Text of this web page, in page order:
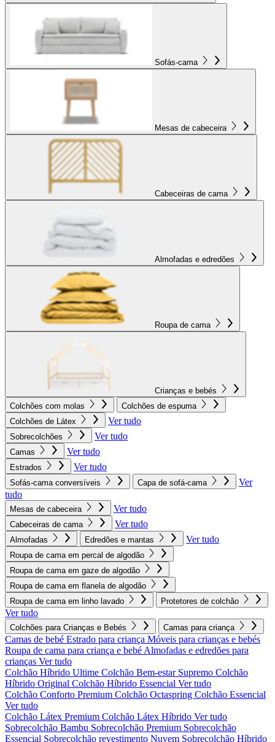
Sofás-cama
Mesas de cabeceira
Cabeceiras de cama
Almofadas e edredões
Roupa de cama
Crianças e bebés
Colchões com molas
Colchões de espuma
Colchões de Látex
Ver tudo
Sobrecolchões Ver tudo
Camas Ver tudo
Estrados Ver tudo
Sofás-cama conversíveis Capa de sofá-cama
Ver
tudo
Mesas de cabeceira Ver tudo
Cabeceiras de cama Ver tudo
Almofadas Edredões e mantas Ver tudo
Roupa de cama em percal de algodão
Roupa de cama em gaze de algodão
Roupa de cama em flanela de algodão
Roupa de cama em linho lavado
Protetores de colchão
Ver tudo
Colchões para Crianças e Bebés Camas para criança
Camas de bebé Estrado para criança Móveis para crianças e bebés
Roupa de cama para criança e bebé Almofadas e edredões para
crianças Ver tudo
Colchão Híbrido Ultime Colchão Bem-estar Supremo Colchão
Híbrido Original Colchão Híbrido Essencial Ver tudo
Colchão Conforto Premium Colchão Octaspring Colchão Essencial
Ver tudo
Colchão Látex Premium Colchão Látex Híbrido Ver tudo
Sobrecolchão Bambu Sobrecolchão Premium Sobrecolchão
Essencial Sobrecolchão revestimento Nuvem Sobrecolchão Híbrido